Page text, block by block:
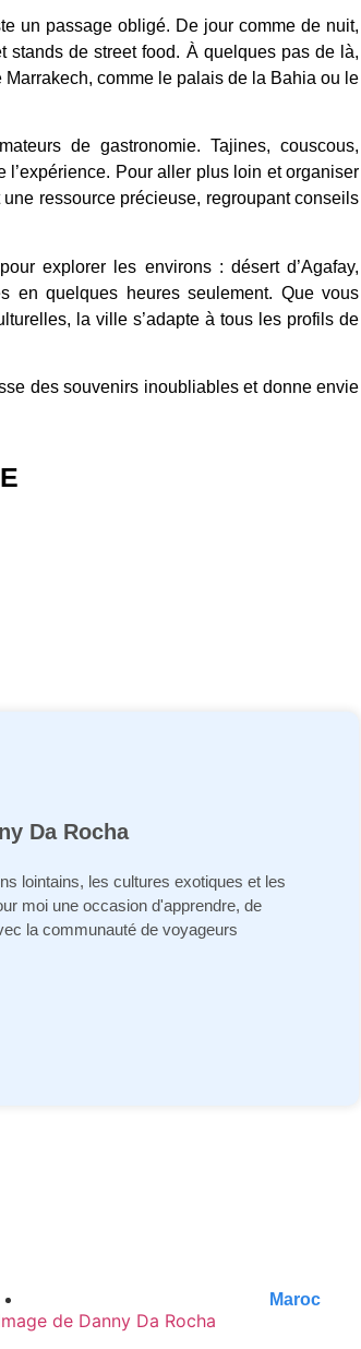
un passage obligé. De jour comme de nuit,
stands de street food. À quelques pas de là,
comme le palais de la Bahia ou le
de gastronomie. Tajines, couscous,
Pour aller plus loin et organiser
une ressource précieuse, regroupant conseils
explorer les environs : désert d’Agafay,
en quelques heures seulement. Que vous
la ville s’adapte à tous les profils de
des souvenirs inoubliables et donne envie
Da Rocha
lointains, les cultures exotiques et les
moi une occasion d'apprendre, de
la communauté de voyageurs
Maroc